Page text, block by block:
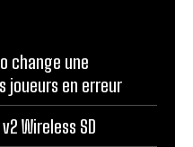
change une
joueurs en erreur
Wireless SD